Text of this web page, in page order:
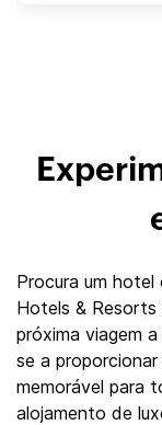
Procura um hotel
Hotels &
próxima viagem
se a
memorável para
alojamento de